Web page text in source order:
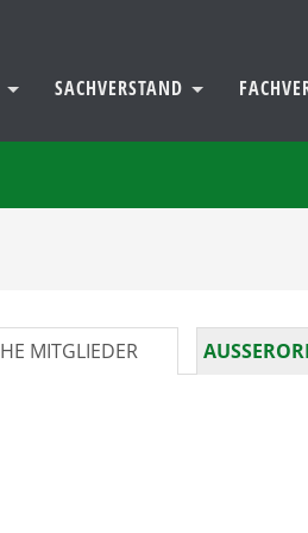
SACHVERSTAND
MITGLIEDER